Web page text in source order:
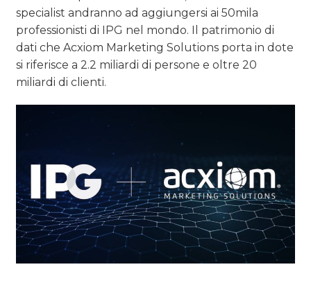
specialist andranno ad aggiungersi ai 50mila
professionisti di IPG nel mondo. Il patrimonio di
dati che Acxiom Marketing Solutions porta in dote
si riferisce a 2.2 miliardi di persone e oltre 20
miliardi di clienti.